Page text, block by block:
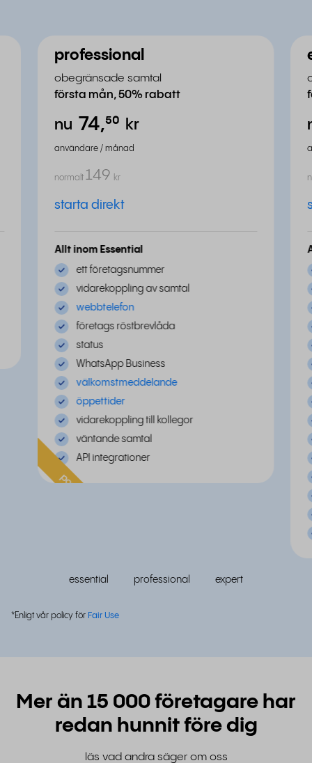
professional
obegränsade samtal
första mån, 50% rabatt
nu kr
74,⁵⁰
användare / månad
normalt kr
149
starta direkt
Allt inom Essential
ett företagsnummer
vidarekoppling av samtal
webbtelefon
företags röstbrevlåda
status
WhatsApp Business
välkomstmeddelande
öppettider
vidarekoppling till kollegor
väntande samtal
API integrationer
populär
essential professional expert
*Enligt vår policy för Fair Use
Mer än 15 000 företagare har
redan hunnit före dig
läs vad andra säger om oss